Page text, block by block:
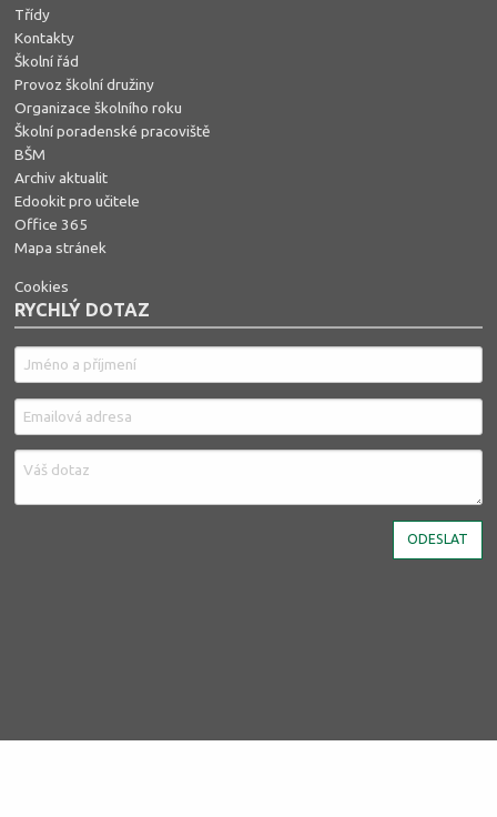
Třídy
Kontakty
Školní řád
Provoz školní družiny
Organizace školního roku
Školní poradenské pracoviště
BŠM
Archiv aktualit
Edookit pro učitele
Office 365
Mapa stránek
Cookies
RYCHLÝ DOTAZ